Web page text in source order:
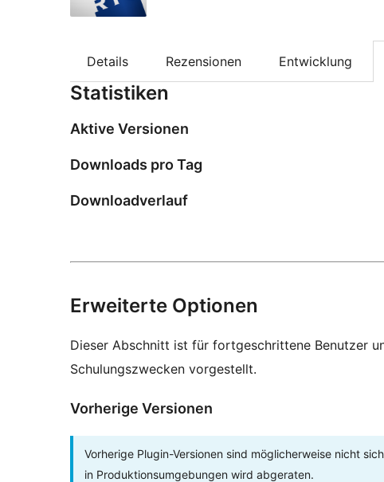
Details Rezensionen Entwicklung
Statistiken
Aktive Versionen
Downloads pro Tag
Downloadverlauf
Erweiterte Optionen
Dieser Abschnitt ist für fortgeschrittene Benutzer
Schulungszwecken vorgestellt.
Vorherige Versionen
Vorherige Plugin-Versionen sind möglicherweise nicht
in Produktionsumgebungen wird abgeraten.